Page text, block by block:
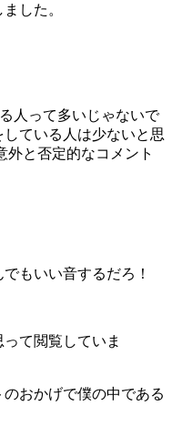
した。
人って多いじゃないで
ている人は少ないと思
外と否定的なコメント
もいい音するだろ！
て閲覧していま
おかげで僕の中である